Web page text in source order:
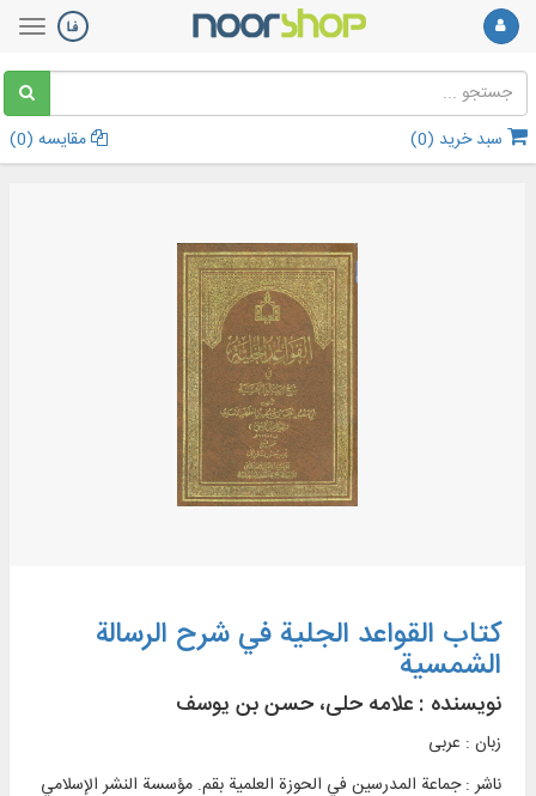
سبد خرید (0
) مقایسه (0
)
کتاب القواعد الجلیة في شرح الرسالة
الشمسیة
نویسنده : علامه حلی، حسن بن یوسف
زبان : عربی
ناشر :جماعة المدرسين في الحوزة العلمیة بقم. مؤسسة النشر الإسلامي